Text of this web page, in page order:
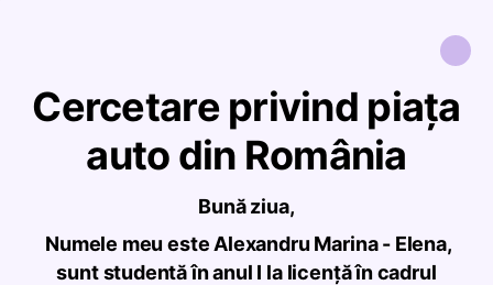
Cercetare privind piața
auto din România
Bună ziua,
Numele meu este Alexandru Marina - Elena,
sunt studentă în anul I la licență în cadrul